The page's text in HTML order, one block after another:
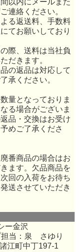
以内にメールまた
連絡ください。
る返送料、手数料
てお願いしており
際、送料は当社負
だきます。
の返品は対応して
承ください。
量となっておりま
る場合がございま
品・交換はお受け
めご了承くださ
番商品の場合はお
ます。欠品商品を
回の入荷をお待ち
送させていただき
ー金沢
当：泉 さゆり
江町中丁197-1